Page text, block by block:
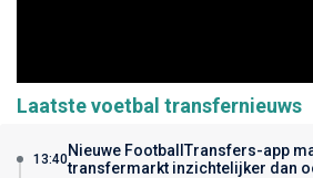
Laatste voetbal transfernieuws
13:40Nieuwe FootballTransfers-app
transfermarkt inzichtelijker dan